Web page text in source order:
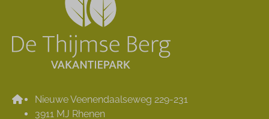
Nieuwe Veenendaalseweg 229-231
3911 MJ Rhenen